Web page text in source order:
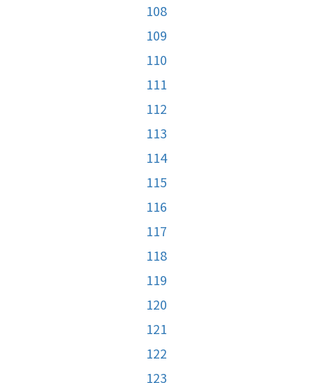
108
109
110
111
112
113
114
115
116
117
118
119
120
121
122
123